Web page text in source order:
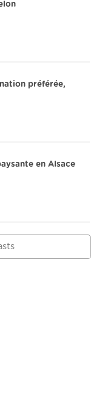
préférée,
en Alsace